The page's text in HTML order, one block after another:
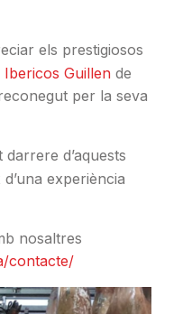
els prestigiosos
Ibericos Guillen de
per la seva
d’aquests
experiència
nosaltres
contacte/